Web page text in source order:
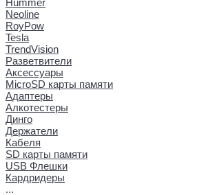
Hummer
Neoline
RoyPow
Tesla
TrendVision
Разветвители
Аксессуары
MicroSD карты памяти
Адаптеры
Алкотестеры
Динго
Держатели
Кабеля
SD карты памяти
USB Флешки
Кардридеры
...